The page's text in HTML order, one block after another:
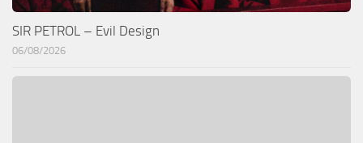
SIR PETROL – Evil Design
06/08/2026